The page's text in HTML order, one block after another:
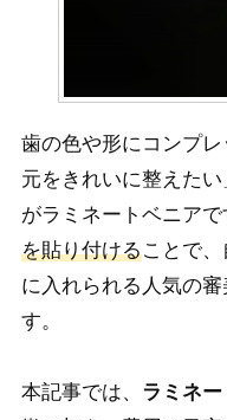
歯の色や形にコンプ
元をきれいに整えた
がラミネートベニアで
を貼り付けることで
に入れられる人気の
す。
本記事では、 ラミネ